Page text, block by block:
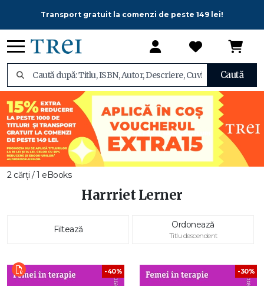
Transport gratuit la comenzi de peste 149 lei!
Caută
2 cărți / 1 eBooks
Harrriet Lerner
Filtează Ordonează
Titlu descendent
-40% -30%